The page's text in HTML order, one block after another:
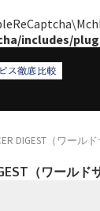
includes/
DIGEST（ワール
（ワールド